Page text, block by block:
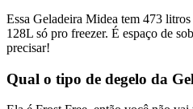
Essa Geladeira Midea tem 473
128L só pro freezer. É espaço de
precisar!
Qual o tipo de degelo da